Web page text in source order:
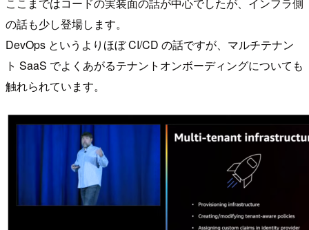
の話も少し登場します。
DevOps というよりほぼ CI/CD の話ですが、マルチテナン
ト SaaS でよくあがるテナントオンボーディングについても
触れられています。